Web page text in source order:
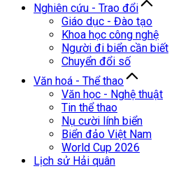
Nghiên cứu - Trao đổi
Giáo dục - Đào tạo
Khoa học công nghệ
Người đi biển cần biết
Chuyển đổi số
Văn hoá - Thể thao
Văn học - Nghệ thuật
Tin thể thao
Nụ cười lính biển
Biển đảo Việt Nam
World Cup 2026
Lịch sử Hải quân